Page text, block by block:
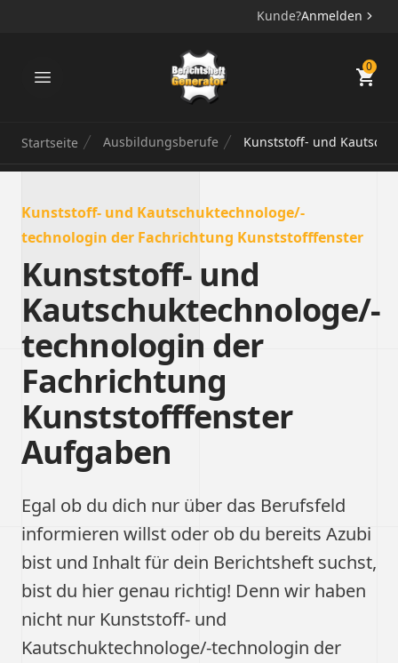
Kunde?Anmelden
Berichtsheft Generator 0
Startseite Ausbildungsberufe Kunststoff- und
Kunststoff- und Kautschuktechnologe/-
technologin der Fachrichtung Kunststofffenster
Kunststoff- und
Kautschuktechnologe/-
technologin der
Fachrichtung
Kunststofffenster
Aufgaben
Egal ob du dich nur über das Berufsfeld
informieren willst oder ob du bereits Azubi
bist und Inhalt für dein Berichtsheft suchst,
bist du hier genau richtig! Denn wir haben
nicht nur Kunststoff- und
Kautschuktechnologe/-technologin der